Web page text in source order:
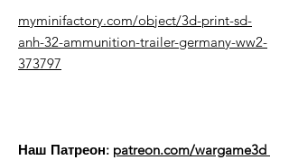
myminifactory.com/object/3d-print-sd-
anh-32-ammunition-trailer-germany-ww2-
373797
Наш Патреон: patreon.com/wargame3d